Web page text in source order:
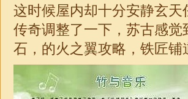
这时候屋内却十分安静玄
传奇调整了一下，苏古感
石，的火之翼攻略，铁匠铺